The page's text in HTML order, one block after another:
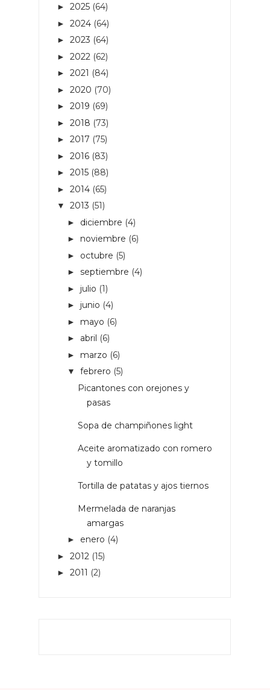
► 2025 (64)
► 2024 (64)
► 2023 (64)
► 2022 (62)
► 2021 (84)
► 2020 (70)
► 2019 (69)
► 2018 (73)
► 2017 (75)
► 2016 (83)
► 2015 (88)
► 2014 (65)
▼ 2013 (51)
► diciembre (4)
► noviembre (6)
► octubre (5)
► septiembre (4)
► julio (1)
► junio (4)
► mayo (6)
► abril (6)
► marzo (6)
▼ febrero (5)
Picantones con orejones y
pasas
Sopa de champiñones light
Aceite aromatizado con romero
y tomillo
Tortilla de patatas y ajos tiernos
Mermelada de naranjas
amargas
► enero (4)
► 2012 (15)
► 2011 (2)